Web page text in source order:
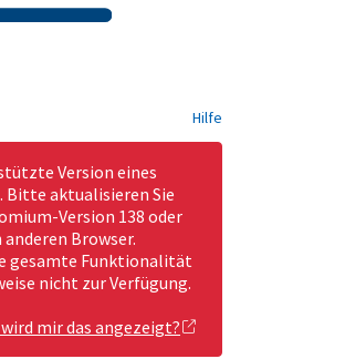
Hilfe
Version eines
Bitte aktualisieren Sie
Version 138 oder
Browser.
gesamte Funktionalität
nicht zur Verfügung.
mir das angezeigt?